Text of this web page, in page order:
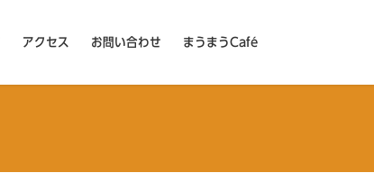
アクセス お問い合わせ まうまうCafé